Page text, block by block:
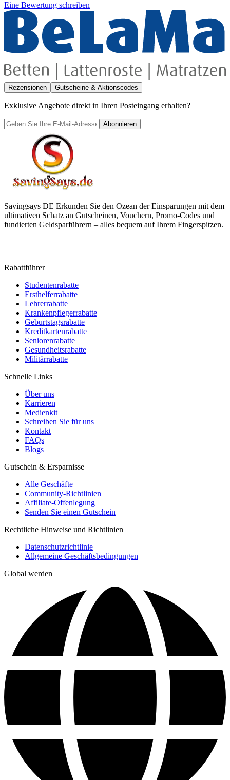
Eine Bewertung schreiben
Rezensionen Gutscheine & Aktionscodes
Exklusive Angebote direkt in Ihren Posteingang erhalten?
Abonnieren
Savingsays DE Erkunden Sie den Ozean der Einsparungen mit dem
ultimativen Schatz an Gutscheinen, Vouchern, Promo-Codes und
fundierten Geldsparführern – alles bequem auf Ihrem Fingerspitzen.
Rabattführer
Studentenrabatte
Ersthelferrabatte
Lehrerrabatte
Krankenpflegerrabatte
Geburtstagsrabatte
Kreditkartenrabatte
Seniorenrabatte
Gesundheitsrabatte
Militärrabatte
Schnelle Links
Über uns
Karrieren
Medienkit
Schreiben Sie für uns
Kontakt
FAQs
Blogs
Gutschein & Ersparnisse
Alle Geschäfte
Community-Richtlinien
Affiliate-Offenlegung
Senden Sie einen Gutschein
Rechtliche Hinweise und Richtlinien
Datenschutzrichtlinie
Allgemeine Geschäftsbedingungen
Global werden